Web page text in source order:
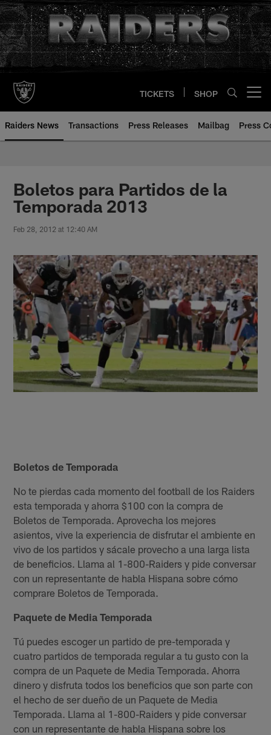
Skip
to
main
content
TICKETS SHOP
Raiders News Transactions Press Releases Mailbag Press
Boletos para Partidos de la
Temporada 2013
Feb 28, 2012 at 12:40 AM
Boletos de Temporada
No te pierdas cada momento del football de los Raiders
esta temporada y ahorra $100 con la compra de
Boletos de Temporada. Aprovecha los mejores
asientos, vive la experiencia de disfrutar el ambiente en
vivo de los partidos y sácale provecho a una larga lista
de beneficios. Llama al 1-800-Raiders y pide conversar
con un representante de habla Hispana sobre cómo
comprare Boletos de Temporada.
Paquete de Media Temporada
Tú puedes escoger un partido de pre-temporada y
cuatro partidos de temporada regular a tu gusto con la
compra de un Paquete de Media Temporada. Ahorra
dinero y disfruta todos los beneficios que son parte con
el hecho de ser dueño de un Paquete de Media
Temporada. Llama al 1-800-Raiders y pide conversar
con un representante de habla Hispana sobre los